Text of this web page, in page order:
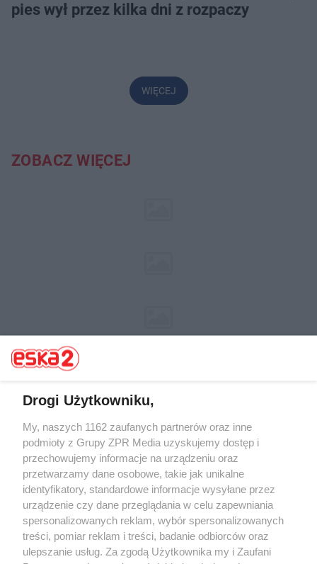
pies wył przez kilka dni z rozpaczy
WIĘCEJ
ZOBACZ WIĘCEJ
Żaden utwór zamieszczony w serwisie nie może być powielany i
rozpowszechniany lub dalej rozpowszechniany w jakikolwiek sposób (w
tym także elektroniczny lub mechaniczny) na jakimkolwiek polu
eksploatacji w jakiejkolwiek formie, włącznie z umieszczaniem w
Internecie bez pisemnej zgody właściciela praw. Jakiekolwiek użycie lub
wykorzystanie utworów w całości lub w części z naruszeniem prawa,
tzn. bez właściwej zgody, jest zabronione pod groźbą kary i może być
ścigane prawnie.
Drogi Użytkowniku,
My, naszych 1162 zaufanych partnerów oraz inne
podmioty z Grupy ZPR Media uzyskujemy dostęp i
przechowujemy informacje na urządzeniu oraz
przetwarzamy dane osobowe, takie jak unikalne
identyfikatory, standardowe informacje wysyłane przez
urządzenie czy dane przeglądania w celu zapewniania
spersonalizowanych reklam, wybór spersonalizowanych
treści, pomiar reklam i treści, badanie odbiorców oraz
ulepszanie usług. Za zgodą Użytkownika my i Zaufani